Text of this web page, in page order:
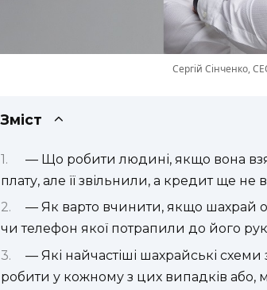
Сергій Сінченко,
Зміст
— Що робити людині, якщо вона
плату, але її звільнили, а кредит ще
— Як варто вчинити, якщо шахрай
чи телефон якої потрапили до його
— Які найчастіші шахрайські
робити у кожному з цих випадків або,